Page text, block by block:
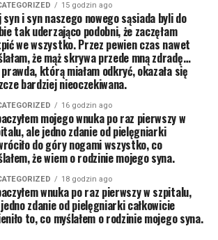
15 godzin ago
syn i syn naszego nowego sąsiada byli do
tak uderzająco podobni, że zaczęłam
we wszystko. Przez pewien czas nawet
że mąż skrywa przede mną zdradę…
którą miałam odkryć, okazała się
bardziej nieoczekiwana.
16 godzin ago
mojego wnuka po raz pierwszy w
ale jedno zdanie od pielęgniarki
do góry nogami wszystko, co
że wiem o rodzinie mojego syna.
18 godzin ago
wnuka po raz pierwszy w szpitalu,
zdanie od pielęgniarki całkowicie
to, co myślałem o rodzinie mojego syna.